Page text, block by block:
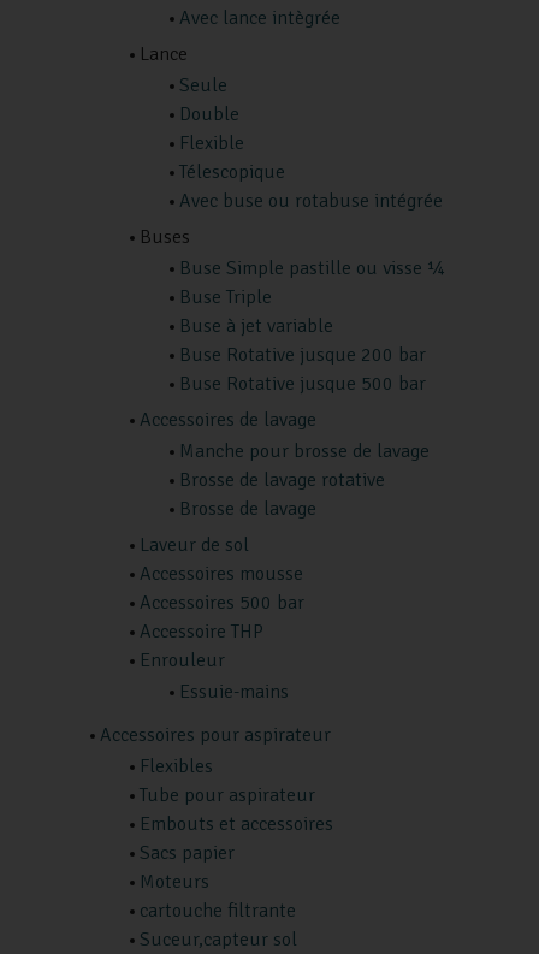
Avec lance intègrée
Lance
Seule
Double
Flexible
Télescopique
Avec buse ou rotabuse intégrée
Buses
Buse Simple pastille ou visse ¼
Buse Triple
Buse à jet variable
Buse Rotative jusque 200 bar
Buse Rotative jusque 500 bar
Accessoires de lavage
Manche pour brosse de lavage
Brosse de lavage rotative
Brosse de lavage
Laveur de sol
Accessoires mousse
Accessoires 500 bar
Accessoire THP
Enrouleur
Essuie-mains
Accessoires pour aspirateur
Flexibles
Tube pour aspirateur
Embouts et accessoires
Sacs papier
Moteurs
cartouche filtrante
Suceur,capteur sol